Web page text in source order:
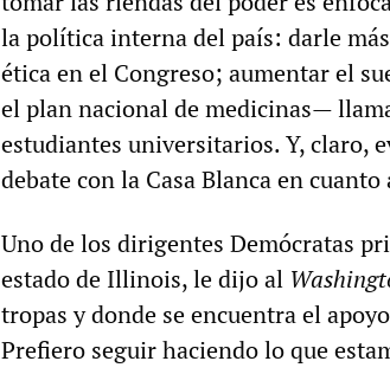
la política interna del país: darle
ética en el Congreso; aumentar el
el plan nacional de medicinas—
estudiantes universitarios. Y, claro,
debate con la Casa Blanca en
Uno de los dirigentes Demócratas
estado de Illinois, le dijo al
tropas y donde se encuentra el
Prefiero seguir haciendo lo que